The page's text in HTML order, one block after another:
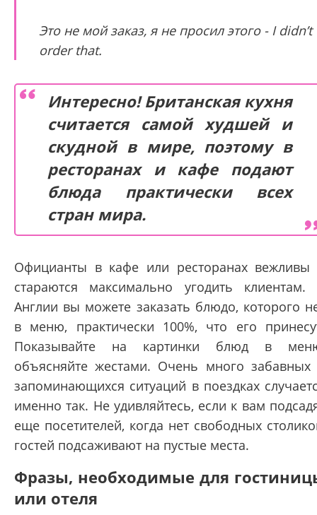
Это не мой заказ, я не просил этого - I didn’t
order that.
Интересно! Британская кухня
считается самой худшей и
скудной в мире, поэтому в
ресторанах и кафе подают
блюда практически всех
стран мира.
Официанты в кафе или ресторанах вежливы
стараются максимально угодить клиентам.
Англии вы можете заказать блюдо, которого
в меню, практически 100%, что его
Показывайте на картинки блюд в
объясняйте жестами. Очень много забавных
запоминающихся ситуаций в поездках
именно так. Не удивляйтесь, если к вам
еще посетителей, когда нет свободных
гостей подсаживают на пустые места.
Фразы, необходимые для
или отеля